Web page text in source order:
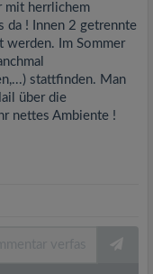
mit herrlichem
da ! Innen 2 getrennte
werden. Im Sommer
stattfinden. Man
über die
nettes Ambiente !